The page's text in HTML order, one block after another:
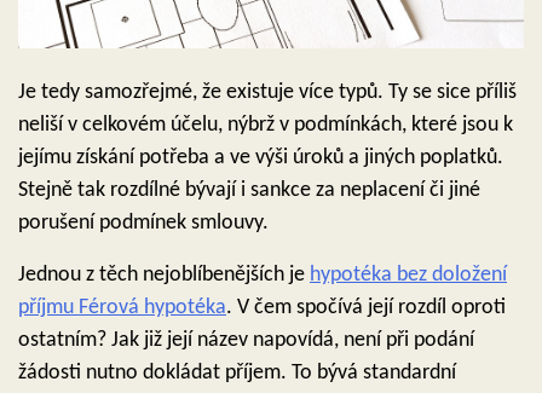
Je tedy samozřejmé, že existuje více typů. Ty se sice příliš
neliší v celkovém účelu, nýbrž v podmínkách, které jsou k
jejímu získání potřeba a ve výši úroků a jiných poplatků.
Stejně tak rozdílné bývají i sankce za neplacení či jiné
porušení podmínek smlouvy.
Jednou z těch nejoblíbenějších je hypotéka bez doložení
příjmu Férová hypotéka. V čem spočívá její rozdíl oproti
ostatním? Jak již její název napovídá, není při podání
žádosti nutno dokládat příjem. To bývá standardní